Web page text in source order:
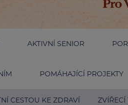
AKTIVNÍ SENIOR
POMÁHAJÍCÍ PROJEKTY
CESTOU KE ZDRAVÍ ZVÍŘECÍ